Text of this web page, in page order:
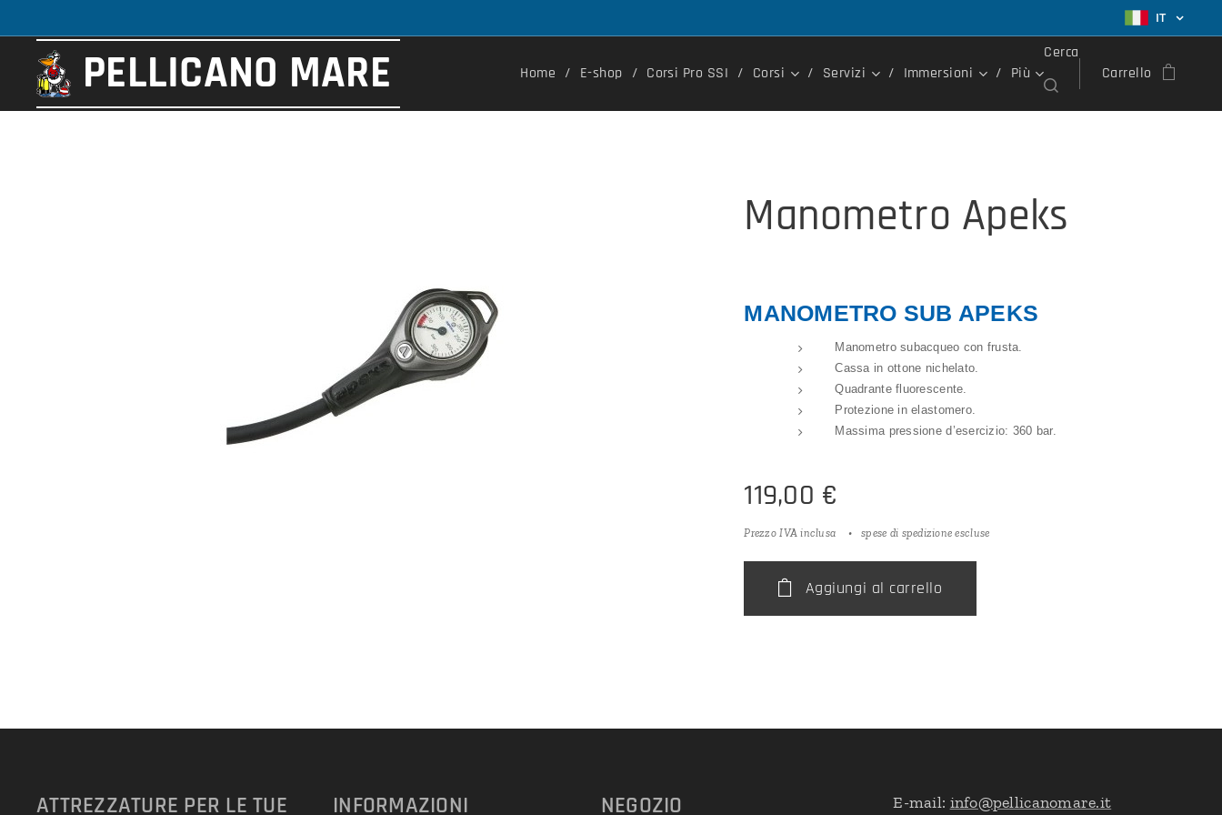
IT
PELLICANO MARE Home E-shop Corsi Pro SSI Corsi Servizi Immersioni Più
Cerca
Carrello
Manometro Apeks
MANOMETRO SUB APEKS
Manometro subacqueo con frusta.
Cassa in ottone nichelato.
Quadrante fluorescente.
Protezione in elastomero.
Massima pressione d’esercizio: 360 bar.
119,00 €
Prezzo IVA inclusa spese di spedizione escluse
Aggiungi al carrello
ATTREZZATURE PER LE TUE INFORMAZIONI NEGOZIO E-mail: info@pellicanomare.it